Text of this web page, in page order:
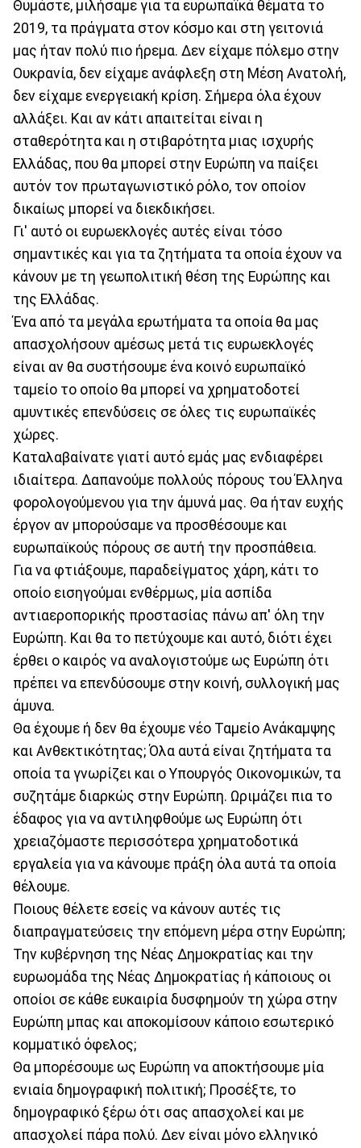
Θυμάστε, μιλήσαμε για τα ευρωπαϊκά θέματα το
2019, τα πράγματα στον κόσμο και στη γειτονιά
μας ήταν πολύ πιο ήρεμα. Δεν είχαμε πόλεμο στην
Ουκρανία, δεν είχαμε ανάφλεξη στη Μέση Ανατολή,
δεν είχαμε ενεργειακή κρίση. Σήμερα όλα έχουν
αλλάξει. Και αν κάτι απαιτείται είναι η
σταθερότητα και η στιβαρότητα μιας ισχυρής
Ελλάδας, που θα μπορεί στην Ευρώπη να παίξει
αυτόν τον πρωταγωνιστικό ρόλο, τον οποίον
δικαίως μπορεί να διεκδικήσει.
Γι' αυτό οι ευρωεκλογές αυτές είναι τόσο
σημαντικές και για τα ζητήματα τα οποία έχουν να
κάνουν με τη γεωπολιτική θέση της Ευρώπης και
της Ελλάδας.
Ένα από τα μεγάλα ερωτήματα τα οποία θα μας
απασχολήσουν αμέσως μετά τις ευρωεκλογές
είναι αν θα συστήσουμε ένα κοινό ευρωπαϊκό
ταμείο το οποίο θα μπορεί να χρηματοδοτεί
αμυντικές επενδύσεις σε όλες τις ευρωπαϊκές
χώρες.
Καταλαβαίνατε γιατί αυτό εμάς μας ενδιαφέρει
ιδιαίτερα. Δαπανούμε πολλούς πόρους του Έλληνα
φορολογούμενου για την άμυνά μας. Θα ήταν ευχής
έργον αν μπορούσαμε να προσθέσουμε και
ευρωπαϊκούς πόρους σε αυτή την προσπάθεια.
Για να φτιάξουμε, παραδείγματος χάρη, κάτι το
οποίο εισηγούμαι ενθέρμως, μία ασπίδα
αντιαεροπορικής προστασίας πάνω απ' όλη την
Ευρώπη. Και θα το πετύχουμε και αυτό, διότι έχει
έρθει ο καιρός να αναλογιστούμε ως Ευρώπη ότι
πρέπει να επενδύσουμε στην κοινή, συλλογική μας
άμυνα.
Θα έχουμε ή δεν θα έχουμε νέο Ταμείο Ανάκαμψης
και Ανθεκτικότητας; Όλα αυτά είναι ζητήματα τα
οποία τα γνωρίζει και ο Υπουργός Οικονομικών, τα
συζητάμε διαρκώς στην Ευρώπη. Ωριμάζει πια το
έδαφος για να αντιληφθούμε ως Ευρώπη ότι
χρειαζόμαστε περισσότερα χρηματοδοτικά
εργαλεία για να κάνουμε πράξη όλα αυτά τα οποία
θέλουμε.
Ποιους θέλετε εσείς να κάνουν αυτές τις
διαπραγματεύσεις την επόμενη μέρα στην Ευρώπη;
Την κυβέρνηση της Νέας Δημοκρατίας και την
ευρωομάδα της Νέας Δημοκρατίας ή κάποιους οι
οποίοι σε κάθε ευκαιρία δυσφημούν τη χώρα στην
Ευρώπη μπας και αποκομίσουν κάποιο εσωτερικό
κομματικό όφελος;
Θα μπορέσουμε ως Ευρώπη να αποκτήσουμε μία
ενιαία δημογραφική πολιτική; Προσέξτε, το
δημογραφικό ξέρω ότι σας απασχολεί και με
απασχολεί πάρα πολύ. Δεν είναι μόνο ελληνικό